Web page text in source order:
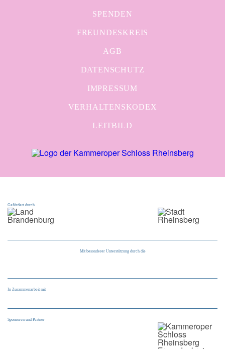
SPENDEN
FREUNDESKREIS
AGB
DATENSCHUTZ
IMPRESSUM
VERHALTENSKODEX
LEITBILD
Gefördert durch
Mit besonderer Unterstützung durch die
In Zusammenarbeit mit
Sponsoren und Partner